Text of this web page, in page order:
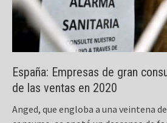
España: Empresas de gran
de las ventas en 2020
Anged, que engloba a una veintena